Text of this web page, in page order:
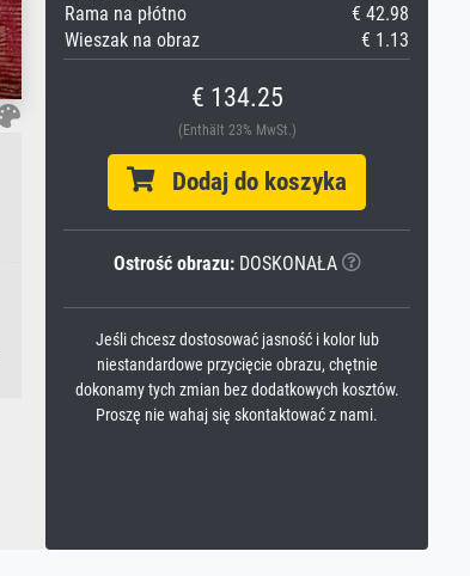
Rama na płótno
€ 42.98
Wieszak na obraz
€ 1.13
€ 134.25
(Enthält 23% MwSt.)
Dodaj do koszyka
Ostrość obrazu:DOSKONAŁA
Jeśli chcesz dostosować jasność i kolor lub
niestandardowe przycięcie obrazu, chętnie
dokonamy tych zmian bez dodatkowych kosztów.
Proszę nie wahaj się skontaktować z nami.